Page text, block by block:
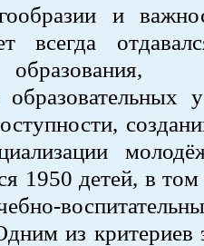
и
всегда
образовательных
1950 детей, в
из критериев